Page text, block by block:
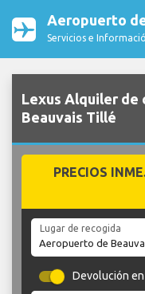
Aeropuerto
Servicios e
Lexus Alquiler de
Beauvais Tillé
PRECIOS
Lugar de recogida
Devolución